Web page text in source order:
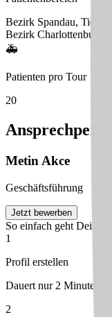
Bezirk Spandau,
Bezirk Charlottenburg-
🚑
Patienten pro Tour
20
Ansprechperson
Metin Akce
Geschäftsführung
Jetzt bewerben
So einfach geht Deine
1
Profil erstellen
Dauert nur 2 Minuten
2